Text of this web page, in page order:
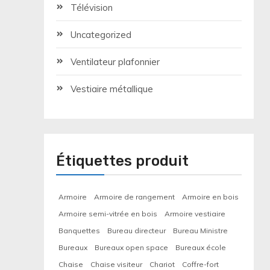
Télévision
Uncategorized
Ventilateur plafonnier
Vestiaire métallique
Étiquettes produit
Armoire Armoire de rangement
Armoire en bois
Armoire semi-vitrée en bois
Armoire vestiaire
Banquettes
Bureau directeur
Bureau Ministre
Bureaux
Bureaux open space
Bureaux école
Chaise
Chaise visiteur Chariot Coffre-fort